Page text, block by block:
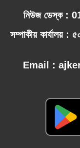
নিউজ ডেস্ক :
সম্পাকীয় কার্যালয় :
Email :